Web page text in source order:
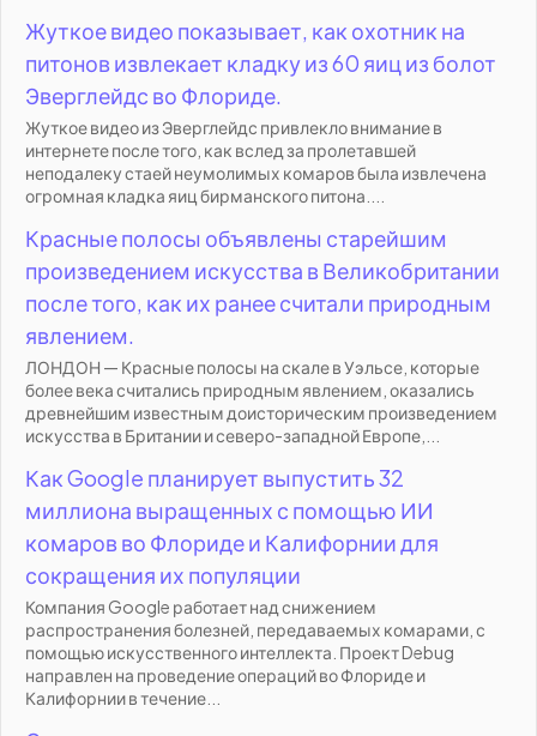
Жуткое видео показывает, как охотник на
питонов извлекает кладку из 60 яиц из болот
Эверглейдс во Флориде.
Жуткое видео из Эверглейдс привлекло внимание в
интернете после того, как вслед за пролетавшей
неподалеку стаей неумолимых комаров была извлечена
огромная кладка яиц бирманского питона....
Красные полосы объявлены старейшим
произведением искусства в Великобритании
после того, как их ранее считали природным
явлением.
ЛОНДОН — Красные полосы на скале в Уэльсе, которые
более века считались природным явлением, оказались
древнейшим известным доисторическим произведением
искусства в Британии и северо-западной Европе,...
Как Google планирует выпустить 32
миллиона выращенных с помощью ИИ
комаров во Флориде и Калифорнии для
сокращения их популяции
Компания Google работает над снижением
распространения болезней, передаваемых комарами, с
помощью искусственного интеллекта. Проект Debug
направлен на проведение операций во Флориде и
Калифорнии в течение...